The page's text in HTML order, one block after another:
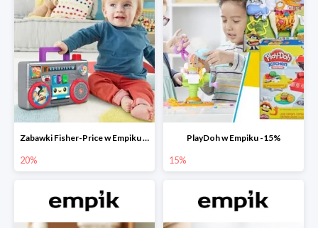
Zabawki Fisher-Price w Empiku do -20%
20%
PlayDoh w Empiku -15%
15%